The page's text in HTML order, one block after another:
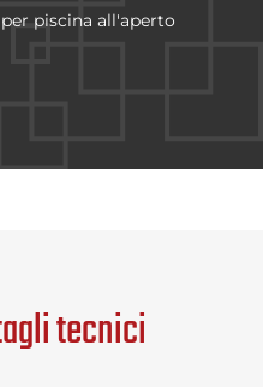
piscina all'aperto
tecnici